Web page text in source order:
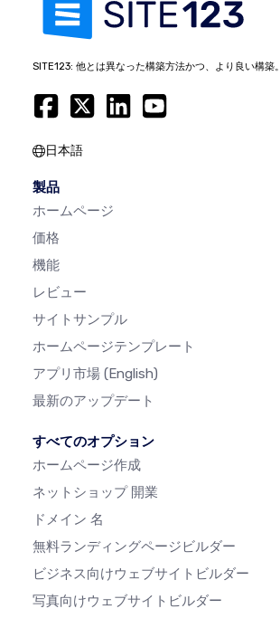
SITE123: 他とは異なった構築方法かつ、より良い構築。
日本語
製品
ホームページ
価格
機能
レビュー
サイトサンプル
ホームページテンプレート
アプリ市場 (English)
最新のアップデート
すべてのオプション
ホームページ作成
ネットショップ 開業
ドメイン 名
無料ランディングページビルダー
ビジネス向けウェブサイトビルダー
写真向けウェブサイトビルダー